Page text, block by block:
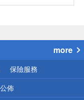
more
保險服務
佈